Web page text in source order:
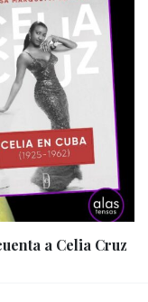
a Celia Cruz